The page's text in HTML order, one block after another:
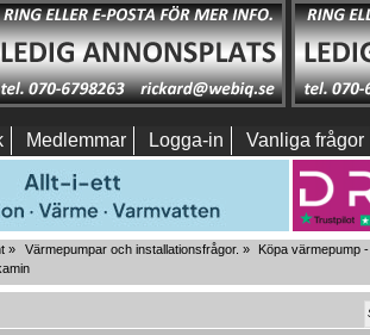
Medlemmar Logga-in Vanliga frågor
» Värmepumpar och installationsfrågor. » Köpa värmepump